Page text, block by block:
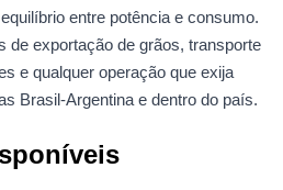
entre potência e consumo.
de exportação de grãos, transporte
e qualquer operação que exija
Brasil-Argentina e dentro do país.